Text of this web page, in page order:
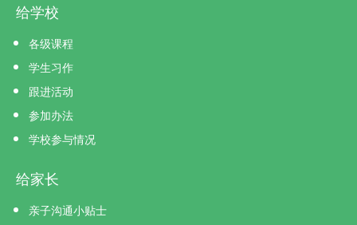
给学校
各级课程
学生习作
跟进活动
参加办法
学校参与情况
给家长
亲子沟通小贴士